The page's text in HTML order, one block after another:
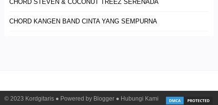
CHORD STEVEN & COCONUT TREEZ SERENADA
CHORD KANGEN BAND CINTA YANG SEMPURNA
© 2023 Kordgitaris● Powered by Blogger● Hubungi Kami